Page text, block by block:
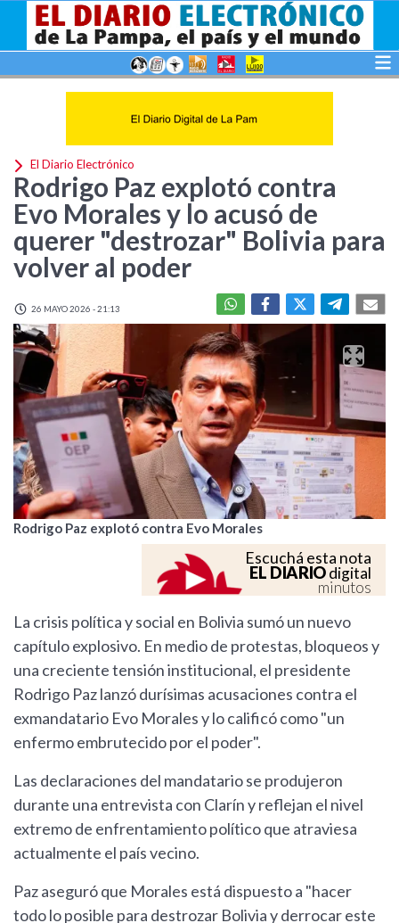
El Diario Electrónico
Rodrigo Paz explotó contra
Evo Morales y lo acusó de
querer "destrozar" Bolivia para
volver al poder
26 MAYO 2026 - 21:13
Rodrigo Paz explotó contra Evo Morales
Escuchá esta nota
EL DIARIOdigital
minutos
La crisis política y social en Bolivia sumó un nuevo
capítulo explosivo. En medio de protestas, bloqueos y
una creciente tensión institucional, el presidente
Rodrigo Paz lanzó durísimas acusaciones contra el
exmandatario Evo Morales y lo calificó como "un
enfermo embrutecido por el poder".
Las declaraciones del mandatario se produjeron
durante una entrevista con Clarín y reflejan el nivel
extremo de enfrentamiento político que atraviesa
actualmente el país vecino.
Paz aseguró que Morales está dispuesto a "hacer
todo lo posible para destrozar Bolivia y derrocar este